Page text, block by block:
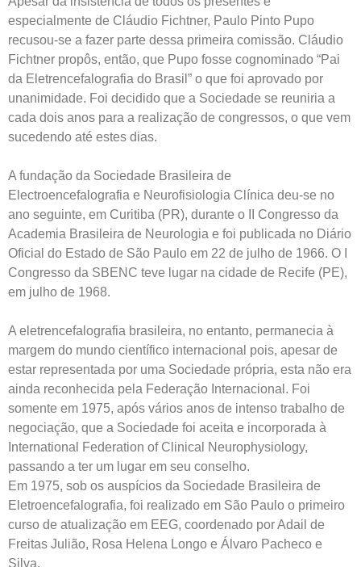
especialmente de Cláudio Fichtner, Paulo Pinto Pupo
recusou-se a fazer parte dessa primeira comissão. Cláudio
Fichtner propôs, então, que Pupo fosse cognominado “Pai
da Eletrencefalografia do Brasil” o que foi aprovado por
unanimidade. Foi decidido que a Sociedade se reuniria a
cada dois anos para a realização de congressos, o que vem
sucedendo até estes dias.
A fundação da Sociedade Brasileira de
Electroencefalografia e Neurofisiologia Clínica deu-se no
ano seguinte, em Curitiba (PR), durante o II Congresso da
Academia Brasileira de Neurologia e foi publicada no Diário
Oficial do Estado de São Paulo em 22 de julho de 1966. O I
Congresso da SBENC teve lugar na cidade de Recife (PE),
em julho de 1968.
A eletrencefalografia brasileira, no entanto, permanecia à
margem do mundo científico internacional pois, apesar de
estar representada por uma Sociedade própria, esta não era
ainda reconhecida pela Federação Internacional. Foi
somente em 1975, após vários anos de intenso trabalho de
negociação, que a Sociedade foi aceita e incorporada à
International Federation of Clinical Neurophysiology,
passando a ter um lugar em seu conselho.
Em 1975, sob os auspícios da Sociedade Brasileira de
Eletroencefalografia, foi realizado em São Paulo o primeiro
curso de atualização em EEG, coordenado por Adail de
Freitas Julião, Rosa Helena Longo e Álvaro Pacheco e
Silva.